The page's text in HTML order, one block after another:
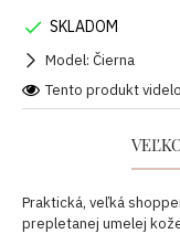
Praktická, veľká
prepletanej umelej
SKLADOM
Model: Čierna
Tento produkt